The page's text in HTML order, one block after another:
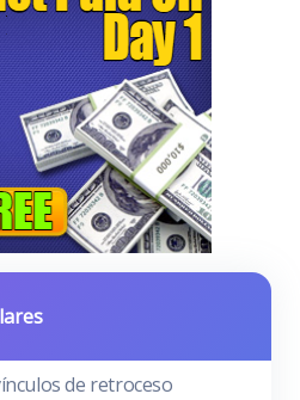
de retroceso